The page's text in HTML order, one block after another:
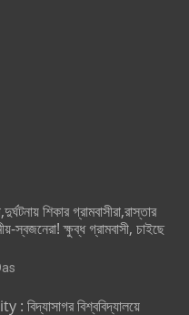
শিকার গ্রামবাসীরা,রাস্তার
স্বজনেরা! ক্ষুব্ধ গ্রামবাসী, চাইছে
বিশ্ববিদ্যালয়ে